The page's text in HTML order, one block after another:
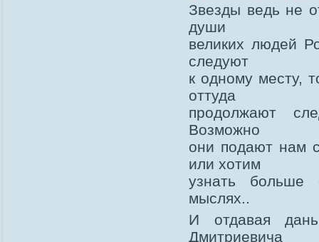
Звезды ведь не
души
великих людей
следуют
к одному месту,
оттуда
продолжают
Возможно
они подают нам
или хотим
узнать больше
мыслях..
И отдавая
Дмитриевича